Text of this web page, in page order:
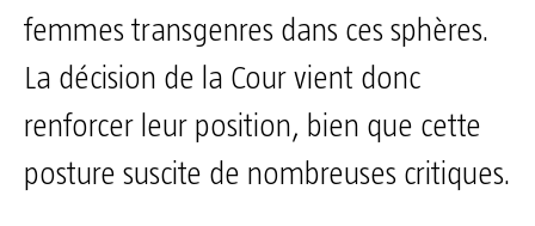
femmes transgenres dans ces sphères.
La décision de la Cour vient donc
renforcer leur position, bien que cette
posture suscite de nombreuses critiques.